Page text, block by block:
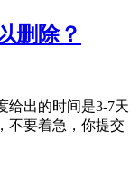
删除？
给出的时间是3-7天
不要着急，你提交